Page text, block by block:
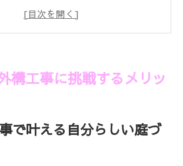
広げる浜松外構工事での自由な発想
だからこそ楽しめる外構工事の工
工事で得られる家族の新しい思い
くりを叶える浜松の外構術
構工事に挑戦するメリッ
で叶える自分らしい庭づ